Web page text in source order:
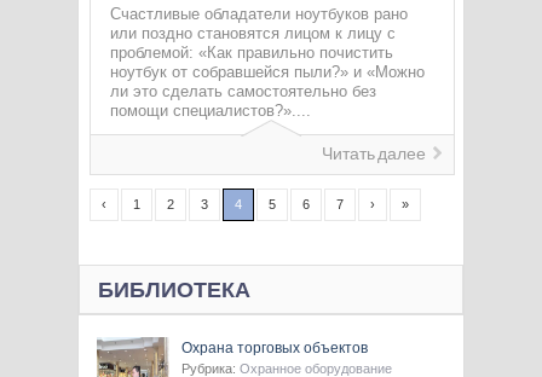
Счастливые обладатели ноутбуков рано
или поздно становятся лицом к лицу с
проблемой: «Как правильно почистить
ноутбук от собравшейся пыли?» и «Можно
ли это сделать самостоятельно без
помощи специалистов?»....
Читать далее
‹ 1 2 3 4 5 6 7 › »
БИБЛИОТЕКА
Охрана торговых объектов
Рубрика: Охранное оборудование